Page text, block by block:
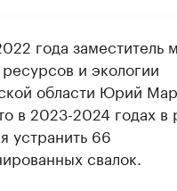
года заместитель
и экологии
области Юрий
в 2023-2024 годах в
устранить 66
свалок.